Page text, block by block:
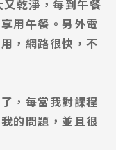
乾淨，每到午餐
用午餐。 另外電
，網路很快，不
，每當我對課程
的問題，並且很